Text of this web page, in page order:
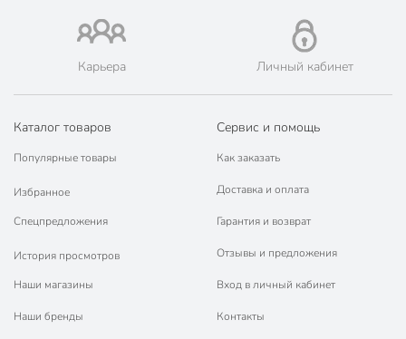
Карьера Личный кабинет
Каталог товаров
Популярные товары
Избранное
Спецпредложения
История просмотров
Наши магазины
Наши бренды
Сервис и помощь
Как заказать
Доставка и оплата
Гарантия и возврат
Отзывы и предложения
Вход в личный кабинет
Контакты